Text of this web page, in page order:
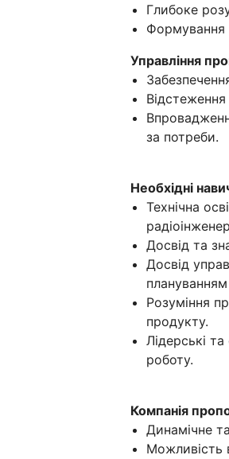
Глибоке
Формування
Управління
за потреби.
Необхідні
Технічна
Досвід та
Досвід
Розуміння
продукту.
Лідерські
роботу.
Компанія
Динамічне
Можливість